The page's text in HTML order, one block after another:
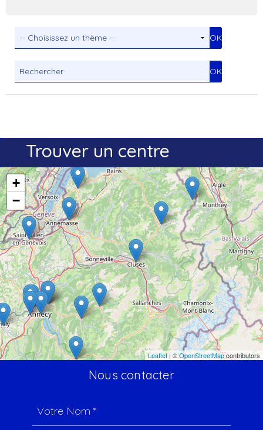
Trouver un centre
+
−
Leaflet | ©OpenStreetMapcontributors
Nous contacter